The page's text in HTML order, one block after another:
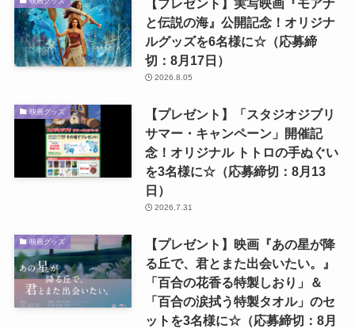
【プレゼント】実写映画『モアナ
と伝説の海』公開記念！オリジナ
ルグッズを6名様に☆（応募締
切：8月17日）
2026.8.05
映画グッズ
【プレゼント】「スタジオジブリ
サマー・キャンペーン」開催記
念！オリジナル トトロの手ぬぐい
を3名様に☆（応募締切：8月13
日）
2026.7.31
映画グッズ
【プレゼント】映画『あの星が降
る丘で、君とまた出会いたい。』
「百合の花香る特製しおり」＆
「百合の涙拭う特製タオル」のセ
ットを3名様に☆（応募締切：8月